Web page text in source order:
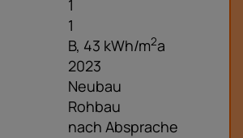
1
1
B, 43 kWh/m2a
2023
Neubau
Rohbau
nach Absprache